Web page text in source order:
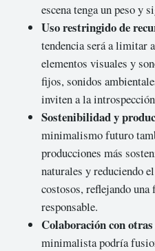
escena tenga un peso y
Uso restringido de
tendencia será a limitar
elementos visuales y
fijos, sonidos
inviten a la
Sostenibilidad y
minimalismo futuro
producciones más
naturales y reduciendo
costosos, reflejando
responsable.
Colaboración con
minimalista podría